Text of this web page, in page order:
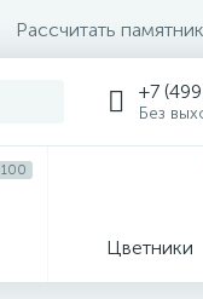
Рассчитать памятник
+7
Без
100
Цветники